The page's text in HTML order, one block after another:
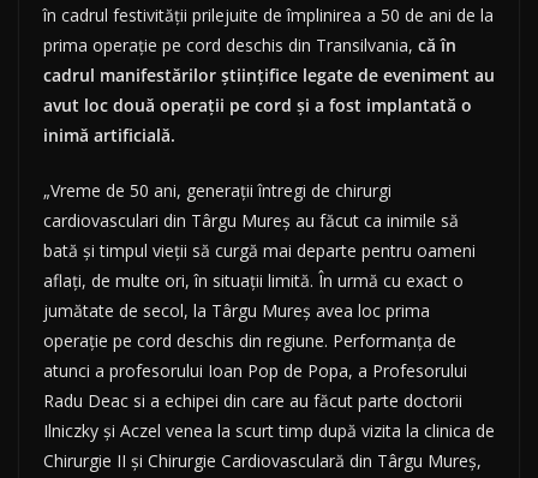
în cadrul festivităţii prilejuite de împlinirea a 50 de ani de la
prima operaţie pe cord deschis din Transilvania, că în
cadrul manifestărilor ştiinţifice legate de eveniment au
avut loc două operaţii pe cord şi a fost implantată o
inimă artificială.
„Vreme de 50 ani, generaţii întregi de chirurgi
cardiovasculari din Târgu Mureş au făcut ca inimile să
bată şi timpul vieţii să curgă mai departe pentru oameni
aflaţi, de multe ori, în situaţii limită. În urmă cu exact o
jumătate de secol, la Târgu Mureş avea loc prima
operaţie pe cord deschis din regiune. Performanţa de
atunci a profesorului Ioan Pop de Popa, a Profesorului
Radu Deac si a echipei din care au făcut parte doctorii
Ilniczky şi Aczel venea la scurt timp după vizita la clinica de
Chirurgie II şi Chirurgie Cardiovasculară din Târgu Mureş,